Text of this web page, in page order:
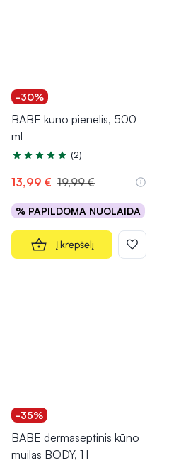
-30%
BABE kūno pienelis, 500
ml
Įvertinimas 5.0 iš 5
(2)
13,99 € 19,99 €
% PAPILDOMA NUOLAIDA
Į krepšelį
-35%
BABE dermaseptinis kūno
muilas BODY, 1 l